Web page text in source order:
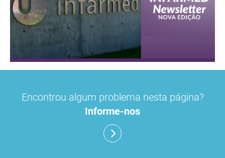
Encontrou algum problema nesta página?
Informe-nos